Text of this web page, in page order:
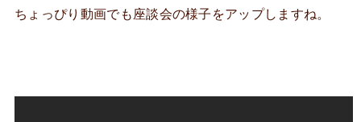
ちょっぴり動画でも座談会の様子をアップしますね。